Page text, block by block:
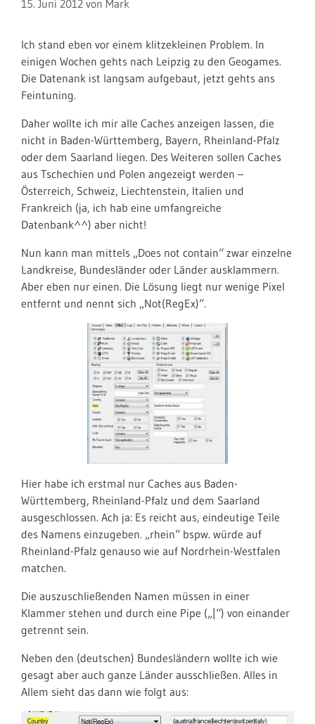
15. Juni 2012 von Mark
Ich stand eben vor einem klitzekleinen Problem. In
einigen Wochen gehts nach Leipzig zu den Geogames.
Die Datenank ist langsam aufgebaut, jetzt gehts ans
Feintuning.
Daher wollte ich mir alle Caches anzeigen lassen, die
nicht in Baden-Württemberg, Bayern, Rheinland-Pfalz
oder dem Saarland liegen. Des Weiteren sollen Caches
aus Tschechien und Polen angezeigt werden –
Österreich, Schweiz, Liechtenstein, Italien und
Frankreich (ja, ich hab eine umfangreiche
Datenbank^^) aber nicht!
Nun kann man mittels „Does not contain“ zwar einzelne
Landkreise, Bundesländer oder Länder ausklammern.
Aber eben nur einen. Die Lösung liegt nur wenige Pixel
entfernt und nennt sich „Not(RegEx)“.
Hier habe ich erstmal nur Caches aus Baden-
Württemberg, Rheinland-Pfalz und dem Saarland
ausgeschlossen. Ach ja: Es reicht aus, eindeutige Teile
des Namens einzugeben. „rhein“ bspw. würde auf
Rheinland-Pfalz genauso wie auf Nordrhein-Westfalen
matchen.
Die auszuschließenden Namen müssen in einer
Klammer stehen und durch eine Pipe („|“) von einander
getrennt sein.
Neben den (deutschen) Bundesländern wollte ich wie
gesagt aber auch ganze Länder ausschließen. Alles in
Allem sieht das dann wie folgt aus: